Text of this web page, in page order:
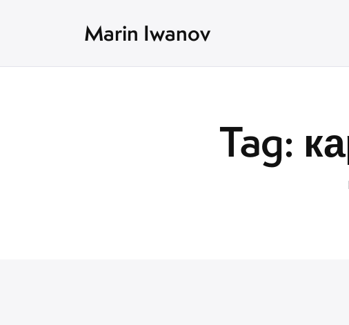
Marin Iwanov
Tag: